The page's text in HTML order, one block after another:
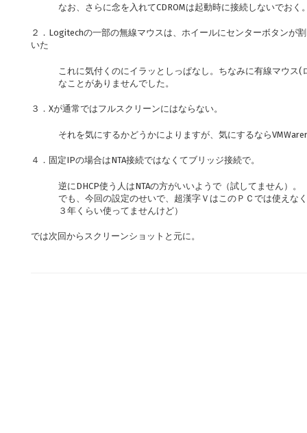
なお、さらに念を入れてCDROMは起動時に接続しないでお
２．Logitechの一部の無線マウスは、ホイールにセンターボタンが
いた
これに気付くのにイラッとしっぱなし。ちなみに有線マウス
なことがありませんでした。
３．Xが通常ではフルスクリーンにはならない。
それを気にするかどうかによりますが、気にするなら
４．固定IPの場合はNTA接続ではなくてブリッジ接続で。
逆にDHCP使う人はNTAの方がいいようで（試してません）。
でも、今回の設定のせいで、超漢字ＶはこのＰＣでは使えな
３年くらい使ってませんけど）
では次回からスクリーンショットと元に。